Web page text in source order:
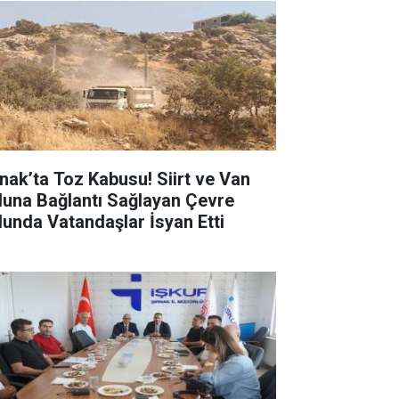
Toz Kabusu! Siirt ve Van
Bağlantı Sağlayan Çevre
Vatandaşlar İsyan Etti